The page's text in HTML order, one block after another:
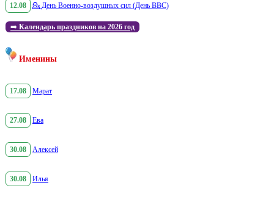
12.08 💁 День Военно-воздушных сил (День ВВС)
➡️ Календарь праздников на 2026 год
Именины
17.08 Марат
27.08 Ева
30.08 Алексей
30.08 Илья